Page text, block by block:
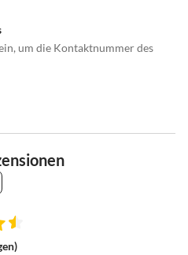
um die Kontaktnummer des